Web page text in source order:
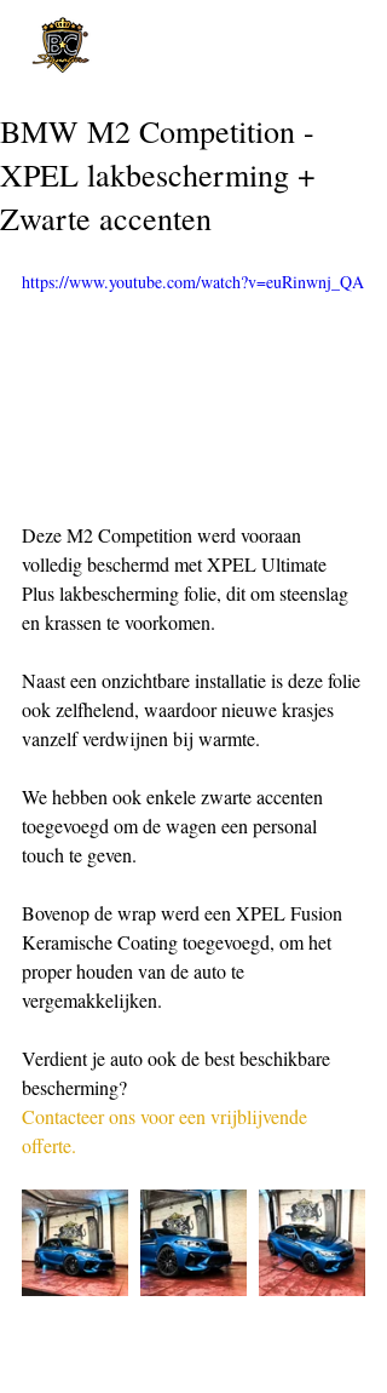
BMW M2 Competition -
XPEL lakbescherming +
Zwarte accenten
https://www.youtube.com/watch?v=euRinwnj_QA
Deze M2 Competition werd vooraan
volledig beschermd met XPEL Ultimate
Plus lakbescherming folie, dit om steenslag
en krassen te voorkomen.
Naast een onzichtbare installatie is deze folie
ook zelfhelend, waardoor nieuwe krasjes
vanzelf verdwijnen bij warmte.
We hebben ook enkele zwarte accenten
toegevoegd om de wagen een personal
touch te geven.
Bovenop de wrap werd een XPEL Fusion
Keramische Coating toegevoegd, om het
proper houden van de auto te
vergemakkelijken.
Verdient je auto ook de best beschikbare
bescherming?
Contacteer ons voor een vrijblijvende
offerte.